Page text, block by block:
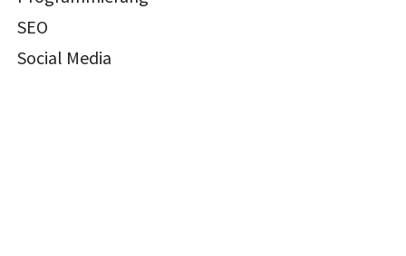
SEO
Social Media